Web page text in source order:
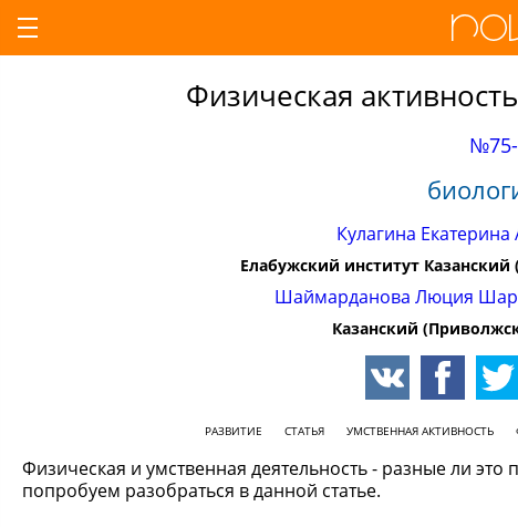
Физическая
Кулагина
Елабужский институт
Шаймарданова Люция
Казанский
РАЗВИТИЕ СТАТЬЯ УМСТВЕННАЯ АКТИВНОСТЬ
Физическая и умственная деятельность - разные ли
попробуем разобраться в данной статье.